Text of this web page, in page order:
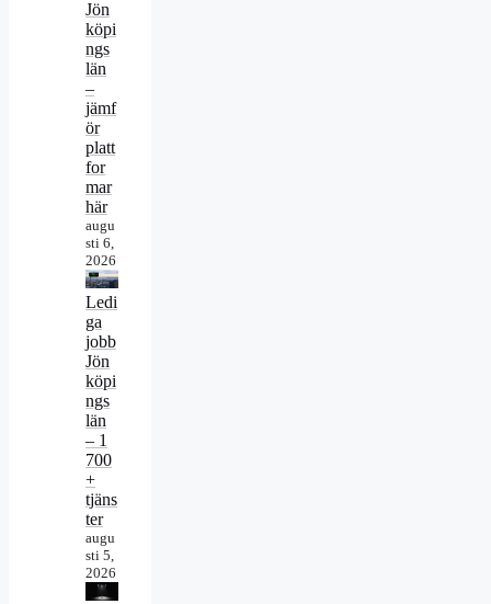
Jön
köpi
ngs
län
–
jämf
ör
platt
for
mar
här
augu
sti 6,
2026
Ledi
ga
jobb
Jön
köpi
ngs
län
– 1
700
+
tjäns
ter
augu
sti 5,
2026